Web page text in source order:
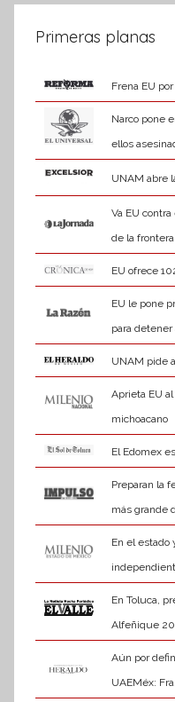
Primeras planas
Frena EU
Narco pone
ellos
UNAM abre
Va EU
de la
EU ofrece
EU le pone
para detener
UNAM pide
Aprieta EU
michoacano
El Edomex
Preparan la
más grande
En el estado
En Toluca,
Alfeñique
Aún por
UAEMéx: